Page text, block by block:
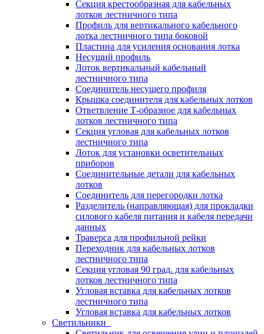
Секция крестообразная для кабельных
лотков лестничного типа
Профиль для вертикального кабельного
лотка лестничного типа боковой
Пластина для усиления основания лотка
Несущий профиль
Лоток вертикальный кабельный
лестничного типа
Соединитель несущего профиля
Крышка соединителя для кабельных лотков
Ответвление Т-образное для кабельных
лотков лестничного типа
Секция угловая для кабельных лотков
лестничного типа
Лоток для установки осветительных
приборов
Соединительные детали для кабельных
лотков
Соединитель для перегородки лотка
Разделитель (направляющая) для прокладки
силового кабеля питания и кабеля передачи
данных
Траверса для профильной рейки
Переходник для кабельных лотков
лестничного типа
Секция угловая 90 град. для кабельных
лотков лестничного типа
Угловая вставка для кабельных лотков
лестничного типа
Угловая вставка для кабельных лотков
Светильники